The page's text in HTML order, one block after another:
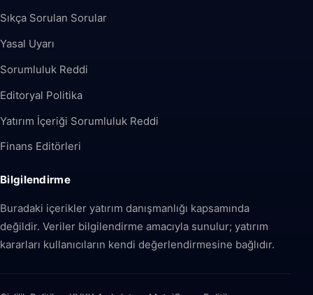
Sıkça Sorulan Sorular
Yasal Uyarı
Sorumluluk Reddi
Editoryal Politika
Yatırım İçeriği Sorumluluk Reddi
Finans Editörleri
Bilgilendirme
Buradaki içerikler yatırım danışmanlığı kapsamında
değildir. Veriler bilgilendirme amacıyla sunulur; yatırım
kararları kullanıcıların kendi değerlendirmesine bağlıdır.